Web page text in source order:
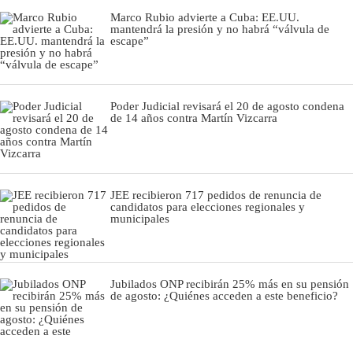
Marco Rubio advierte a Cuba: EE.UU.
mantendrá la presión y no habrá “válvula de
escape”
Poder Judicial revisará el 20 de agosto condena
de 14 años contra Martín Vizcarra
JEE recibieron 717 pedidos de renuncia de
candidatos para elecciones regionales y
municipales
Jubilados ONP recibirán 25% más en su pensión
de agosto: ¿Quiénes acceden a este beneficio?